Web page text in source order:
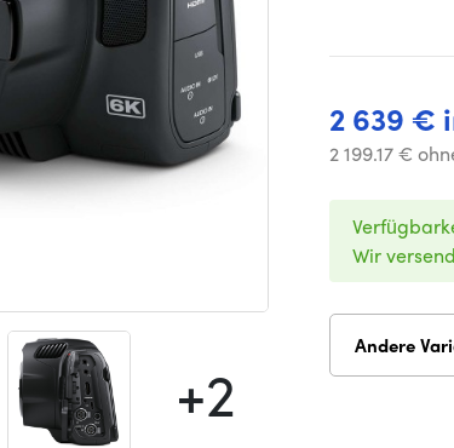
+2
2 639 €
2 199.17 €
Wir